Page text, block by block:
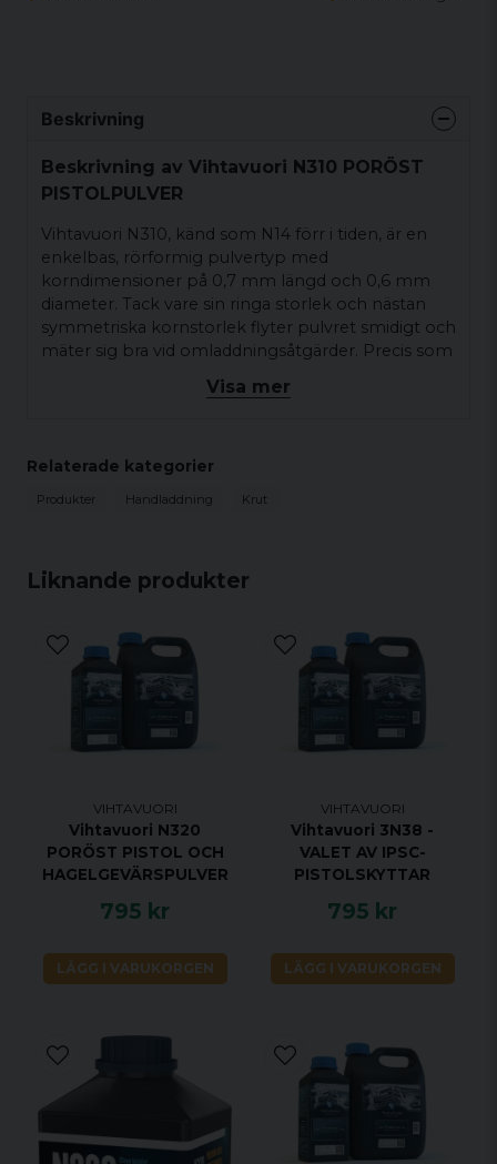
Liknande produkter
VIHTAVUORI
Vihtavuori N320
PORÖST PISTOL OCH
HAGELGEVÄRSPULVER
795 kr
LÄGG I VARUKORGEN
VIHTAVUORI
Vihtavuori 3N38 -
VALET AV IPSC-
PISTOLSKYTTAR
795 kr
LÄGG I VARUKORGEN
Beskrivning
Beskrivning av Vihtavuori N310 PORÖST
PISTOLPULVER
Vihtavuori N310, känd som N14 förr i tiden, är en
enkelbas, rörformig pulvertyp med
korndimensioner på 0,7 mm längd och 0,6 mm
diameter. Tack vare sin ringa storlek och nästan
symmetriska kornstorlek flyter pulvret smidigt och
mäter sig bra vid omladdningsåtgärder. Precis som
poröst pulver, faktiskt en av våra mest porösa
poröst pulvret är, desto snabbare uppnås
förbränningshastigheten.
den fungerar även med tyngre kulor. Som ett
tillverkare av hagelgevärsammunition i deras
premiumpatroner med lätta 24 grams
målbeladdningar. N310 används också av många
tillverkare av blank ammunition.
HANDLADDNINGSTIPS FRÅN VÅRA PROFFS
kulor. för .45 ACP-målbeladdningar.
Omladdningsdata finns tillgänglig via denna
länk:
https://www.vihtavuori.com/powder/n310-
Visa mer
Relaterade kategorier
Produkter Handladdning Krut